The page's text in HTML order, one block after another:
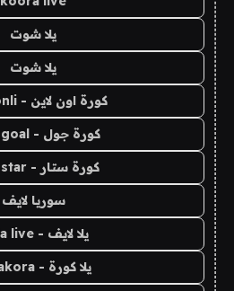
يلا شوت
يلا شوت
كورة اون لاين - kora onli
كورة جول - kora goal
كورة ستار - kora star
سوريا لايف
يلا لايف - yalla live
يلا كورة - yallakora